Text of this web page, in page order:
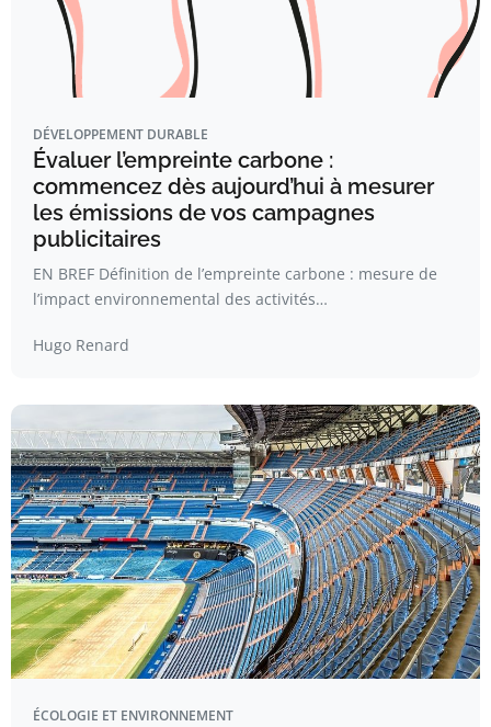
DÉVELOPPEMENT DURABLE
Évaluer l’empreinte carbone :
commencez dès aujourd’hui à mesurer
les émissions de vos campagnes
publicitaires
EN BREF Définition de l’empreinte carbone : mesure de
l’impact environnemental des activités…
Hugo Renard
ÉCOLOGIE ET ENVIRONNEMENT